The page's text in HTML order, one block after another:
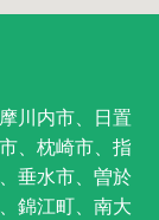
川内市、日置
、枕崎市、指
垂水市、曽於
錦江町、南大